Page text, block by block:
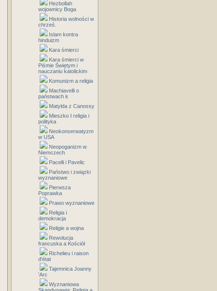
Hezbollah
wojownicy Boga
Historia wolności w
chrześ.
Islam kontra
hinduizm
Kara śmierci
Kara śmierci w
Piśmie Świętym i
nauczaniu katolickim
Komunizm a religia
Machiavelli o
państwach k
Matylda z Canossy
Mieszko I religia i
polityka
Neokonserwatyzm
w USA
Neopoganizm w
Niemczech
Pacelli i Pavelic
Państwo i związki
wyznaniowe
Pierwsza
Poprawka
Prawo wyznaniowe
Religia i
demokracja
Religie a wojna
Rewolucja
francuska a Kościół
Richelieu i raison
d'état
Tajemnica Joanny
'Arc
Wyznaniowa